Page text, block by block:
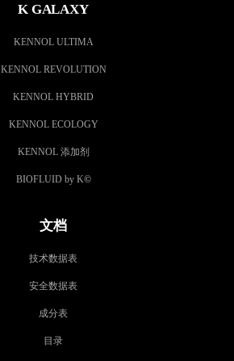
K GALAXY
KENNOL ULTIMA
KENNOL REVOLUTION
KENNOL HYBRID
KENNOL ECOLOGY
KENNOL 添加剂
BIOFLUID by K©
文档
技术数据表
安全数据表
成分表
目录